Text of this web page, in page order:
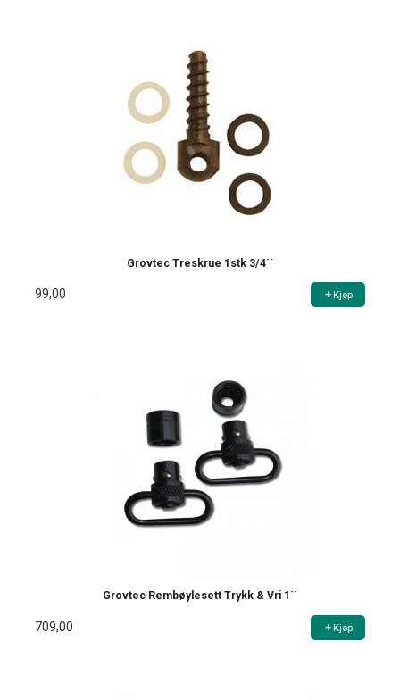
Grovtec Treskrue 1stk 3/4´´
99,00 Kjøp
Grovtec Rembøylesett Trykk & Vri 1´´
709,00 Kjøp